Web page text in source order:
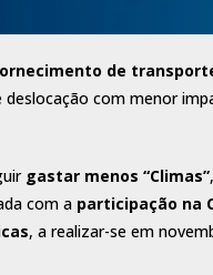
de
com menor
gastar menos “Climas”
com a participação na
, a realizar-se em